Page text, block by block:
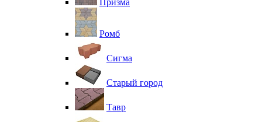
Призма
Ромб
Сигма
Старый город
Тавр